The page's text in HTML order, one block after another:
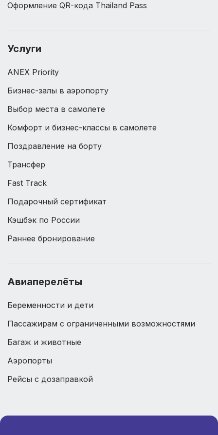
Оформление QR-кода Thailand Pass
Услуги
ANEX Priority
Бизнес-залы в аэропорту
Выбор места в самолете
Комфорт и бизнес-классы в самолете
Поздравление на борту
Трансфер
Fast Track
Подарочный сертификат
Кэшбэк по России
Раннее бронирование
Авиаперелёты
Беременности и дети
Пассажирам с ограниченными возможностями
Багаж и животные
Аэропорты
Рейсы с дозаправкой